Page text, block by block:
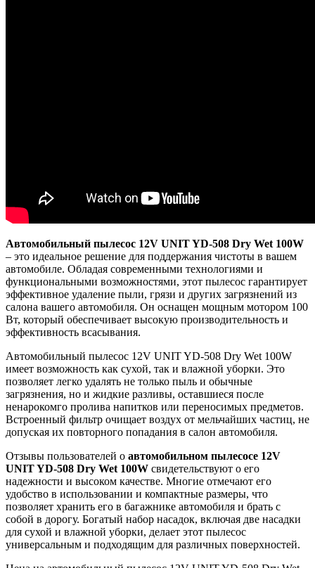
Автомобильный пылесос 12V UNIT YD-508 Dry Wet 100W
– это идеальное решение для поддержания чистоты в вашем
автомобиле. Обладая современными технологиями и
функциональными возможностями, этот пылесос гарантирует
эффективное удаление пыли, грязи и других загрязнений из
салона вашего автомобиля. Он оснащен мощным мотором 100
Вт, который обеспечивает высокую производительность и
эффективность всасывания.
Автомобильный пылесос 12V UNIT YD-508 Dry Wet 100W
имеет возможность как сухой, так и влажной уборки. Это
позволяет легко удалять не только пыль и обычные
загрязнения, но и жидкие разливы, оставшиеся после
ненарокомго пролива напитков или переносимых предметов.
Встроенный фильтр очищает воздух от мельчайших частиц, не
допуская их повторного попадания в салон автомобиля.
Отзывы пользователей о автомобильном пылесосе 12V
UNIT YD-508 Dry Wet 100W свидетельствуют о его
надежности и высоком качестве. Многие отмечают его
удобство в использовании и компактные размеры, что
позволяет хранить его в багажнике автомобиля и брать с
собой в дорогу. Богатый набор насадок, включая две насадки
для сухой и влажной уборки, делает этот пылесос
универсальным и подходящим для различных поверхностей.